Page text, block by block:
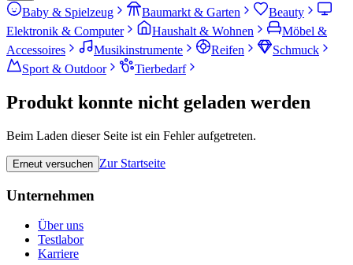
Baby & Spielzeug Baumarkt & Garten
Beauty
Elektronik & Computer
Haushalt & Wohnen
Möbel &
Accessoires
Musikinstrumente Reifen
Schmuck
Sport & Outdoor
Tierbedarf
Produkt konnte nicht geladen werden
Beim Laden dieser Seite ist ein Fehler aufgetreten.
Erneut versuchen Zur Startseite
Unternehmen
Über uns
Testlabor
Karriere